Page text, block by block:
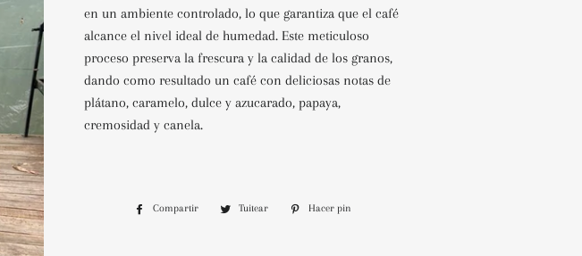
en un ambiente controlado, lo que garantiza que el café
alcance el nivel ideal de humedad. Este meticuloso
proceso preserva la frescura y la calidad de los granos,
dando como resultado un café con deliciosas notas de
plátano, caramelo, dulce y azucarado, papaya,
cremosidad y canela.
Compartir
CompartirTuitear
Tuitear
Hacer pin